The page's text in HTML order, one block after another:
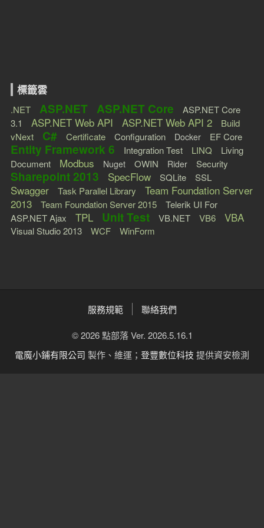
標籤雲
.NET ASP.NET ASP.NET Core
ASP.NET Core
3.1
ASP.NET Web API ASP.NET Web API 2
Build
vNext
C# Certificate Configuration Docker EF Core
Entity Framework 6 Integration Test LINQ
Living
Document
Modbus Nuget OWIN Rider Security
Sharepoint 2013 SpecFlow SQLite SSL
Swagger Task Parallel Library
Team Foundation Server
2013
Team Foundation Server 2015
Telerik UI For
ASP.NET Ajax
TPL Unit Test VB.NET VB6 VBA
Visual Studio 2013 WCF WinForm
服務規範 聯絡我們
© 2026 點部落 Ver. 2026.5.16.1
電魔小鋪有限公司 製作、維運； 登豐數位科技 提供資安檢測